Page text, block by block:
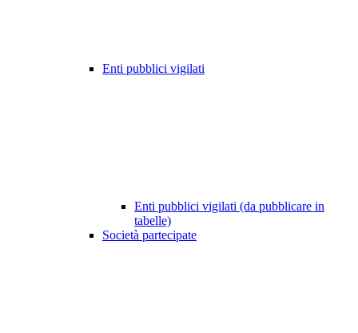
Enti pubblici vigilati
Enti pubblici vigilati (da pubblicare in
tabelle)
Società partecipate